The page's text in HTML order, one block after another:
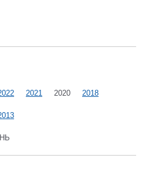
2021 2020 2018